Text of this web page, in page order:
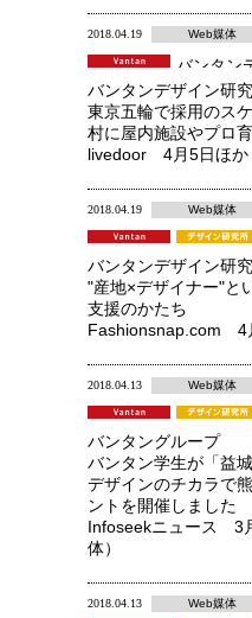
2018.04.19 Web媒体
バンタン
ザイン研
所 高等
バンタンデザイン研
東京五輪で採用のス
村に屋内施設やプロ
livedoor 4月5日ほか
2018.04.19 Web媒体
バンタンデザイン研
"産地×デザイナー"と
支援のかたち
Fashionsnap.com 4
2018.04.13 Web媒体
バンタングループ
バンタン学生が「益
デザインのチカラで
ントを開催しました
Infoseekニュース 3
体）
2018.04.13 Web媒体